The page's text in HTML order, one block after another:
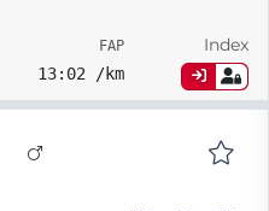
FAP
13:02 /km
Index